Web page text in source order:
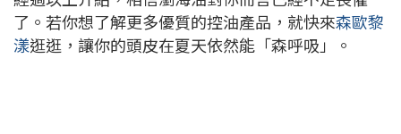
了。若你想了解更多優質的控油產品，就快來森歐黎
漾逛逛，讓你的頭皮在夏天依然能「森呼吸」。